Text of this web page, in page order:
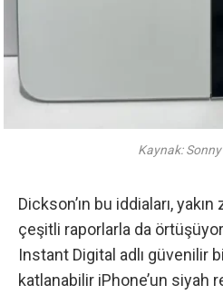
Kaynak:
Dickson’ın bu iddiaları,
çeşitli raporlarla da
Instant Digital adlı güvenilir
katlanabilir iPhone’un siyah